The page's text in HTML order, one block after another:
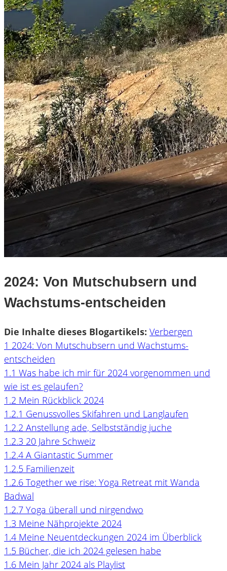
2024: Von Mutschubsern und
Wachstums-entscheiden
Die Inhalte dieses Blogartikels: Verbergen
1 2024: Von Mutschubsern und Wachstums-
entscheiden
1.1 Was habe ich mir für 2024 vorgenommen und
wie ist es gelaufen?
1.2 Mein Rückblick 2024
1.2.1 Genussvolles Skifahren und Langlaufen
1.2.2 Anstellung ade, Selbstständig juche
1.2.3 20 Jahre Schweiz
1.2.4 A Giantastic Summer
1.2.5 Familienzeit
1.2.6 Together we rise: Yoga Retreat mit Wanda
Badwal
1.2.7 Yoga überall und nirgendwo
1.3 Meine Nähprojekte 2024
1.4 Meine Neuentdeckungen 2024 im Überblick
1.5 Bücher, die ich 2024 gelesen habe
1.6 Mein Jahr 2024 als Playlist